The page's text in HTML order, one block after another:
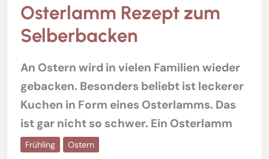
Osterlamm Rezept zum
Selberbacken
An Ostern wird in vielen Familien wieder
gebacken. Besonders beliebt ist leckerer
Kuchen in Form eines Osterlamms. Das
ist gar nicht so schwer. Ein Osterlamm
Frühling Ostern